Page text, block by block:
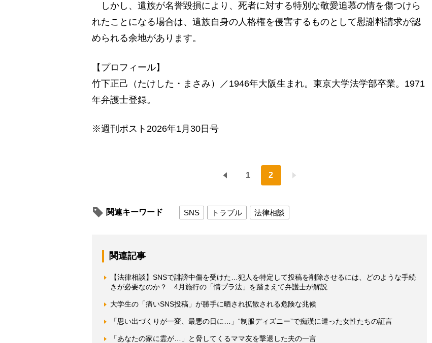
しかし、遺族が名誉毀損により、死者に対する特別な敬愛追慕の情を傷つけら
れたことになる場合は、遺族自身の人格権を侵害するものとして慰謝料請求が認
められる余地があります。
【プロフィール】
竹下正己（たけした・まさみ）／1946年大阪生まれ。東京大学法学部卒業。1971
年弁護士登録。
※週刊ポスト2026年1月30日号
1 2
関連キーワード SNS トラブル 法律相談
関連記事
【法律相談】SNSで誹謗中傷を受けた…犯人を特定して投稿を削除させるには、どのような手続
きが必要なのか？ 4月施行の「情プラ法」を踏まえて弁護士が解説
大学生の「痛いSNS投稿」が勝手に晒され拡散される危険な兆候
「思い出づくりが一変、最悪の日に…」“制服ディズニー”で痴漢に遭った女性たちの証言
「あなたの家に霊が…」と脅してくるママ友を撃退した夫の一言